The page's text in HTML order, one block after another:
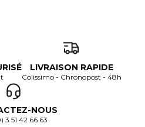
LIVRAISON RAPIDE
Colissimo - Chronopost - 48h
NOUS
3 51 42 66 63